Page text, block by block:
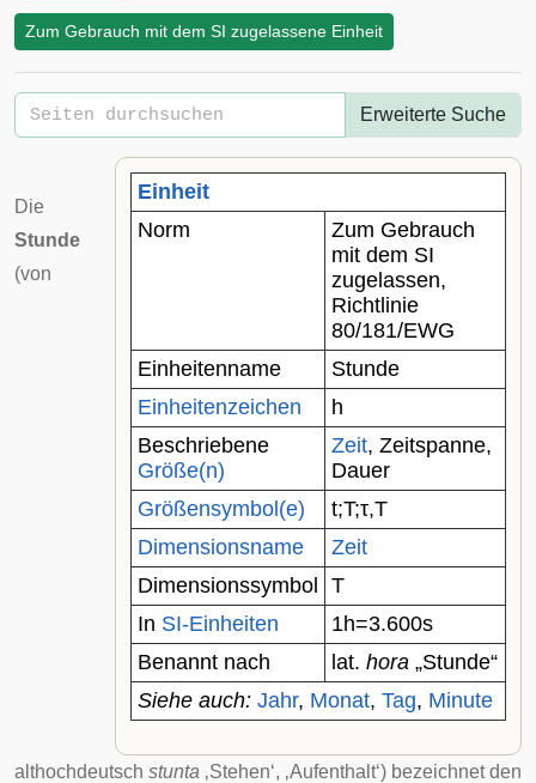
Zum Gebrauch mit dem SI zugelassene Einheit
Erweiterte Suche
Einheit
Norm
Zum Gebrauch
mit dem SI
zugelassen,
Richtlinie
80/181/EWG
Einheitenname
Stunde
Einheitenzeichen
h
Beschriebene
Größe(n)
Zeit, Zeitspanne,
Dauer
Größensymbol(e)
t;T;τ,T
Dimensionsname
Zeit
Dimensionssymbol
T
In SI-Einheiten 1h=3.600s
Benannt nach
lat. hora „Stunde“
Siehe auch: Jahr, Monat, Tag, Minute
Die
Stunde
(von
althochdeutsch stunta ‚Stehen‘, ‚Aufenthalt‘) bezeichnet den